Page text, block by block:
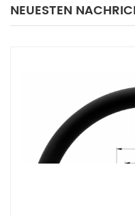
NEUESTEN